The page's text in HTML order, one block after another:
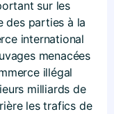
sur les
des parties à la
international
menacées
illégal
milliards de
les trafics de